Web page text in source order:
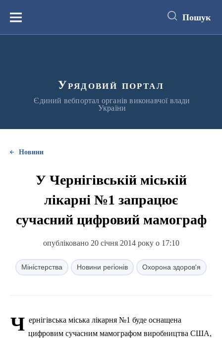
вмістуМеню Пошук
Урядовий портал
Єдиний вебпортал органів виконавчої влади
України
Новини
У Чернігівській міській
лікарні №1 запрацює
сучасний цифровий мамограф
опубліковано 20 січня 2014 року о 17:10
Міністерства Новини регіонів Охорона здоров'я
Ч ернігівська міська лікарня №1 буде оснащена
цифровим сучасним мамографом виробництва США,